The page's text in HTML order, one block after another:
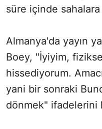
süre içinde sahalara
Almanya'da yayın
Boey, "İyiyim,
hissediyorum.
yani bir sonraki
dönmek" ifadelerini